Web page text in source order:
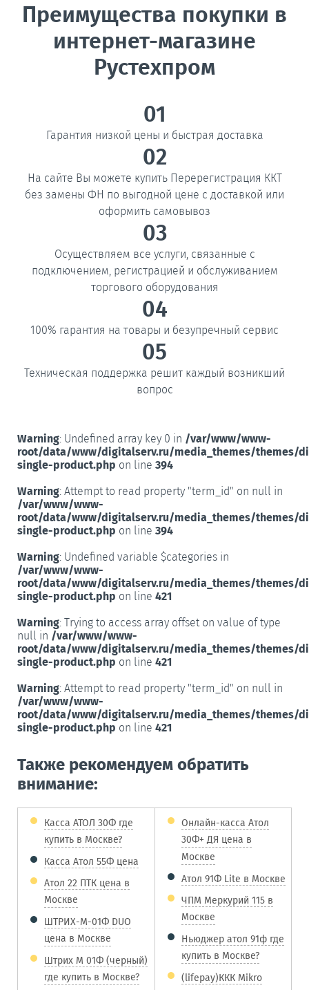
Преимущества покупки в
интернет-магазине
Рустехпром
01
Гарантия низкой цены и быстрая доставка
02
На сайте Вы можете купить Перерегистрация ККТ
без замены ФН по выгодной цене с доставкой или
оформить самовывоз
03
Осуществляем все услуги, связанные с
подключением, регистрацией и обслуживанием
торгового оборудования
04
100% гарантия на товары и безупречный сервис
05
Техническая поддержка решит каждый возникший
вопрос
Warning: Undefined array key 0 in /var/www/www-
root/data/www/digitalserv.ru/media_themes/themes/
single-product.php on line 394
Warning: Attempt to read property "term_id" on null in
/var/www/www-
root/data/www/digitalserv.ru/media_themes/themes/
single-product.php on line 394
Warning: Undefined variable $categories in
/var/www/www-
root/data/www/digitalserv.ru/media_themes/themes/
single-product.php on line 421
Warning: Trying to access array offset on value of type
null in /var/www/www-
root/data/www/digitalserv.ru/media_themes/themes/
single-product.php on line 421
Warning: Attempt to read property "term_id" on null in
/var/www/www-
root/data/www/digitalserv.ru/media_themes/themes/
single-product.php on line 421
Также рекомендуем обратить
внимание:
Касса АТОЛ 30Ф где
купить в Москве?
Касса Атол 55Ф цена
Атол 22 ПТК цена в
Москве
ШТРИХ-М-01Ф DUO
цена в Москве
Штрих М 01Ф (черный)
где купить в Москве?
Онлайн-касса Атол
30Ф+ ДЯ цена в
Москве
Атол 91Ф Lite в Москве
ЧПМ Меркурий 115 в
Москве
Ньюджер атол 91ф где
купить в Москве?
(lifepay)ККК Mikro